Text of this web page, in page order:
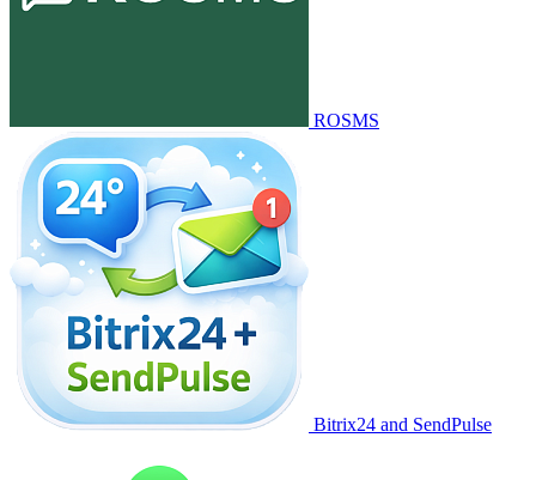
ROSMS
Bitrix24 and SendPulse